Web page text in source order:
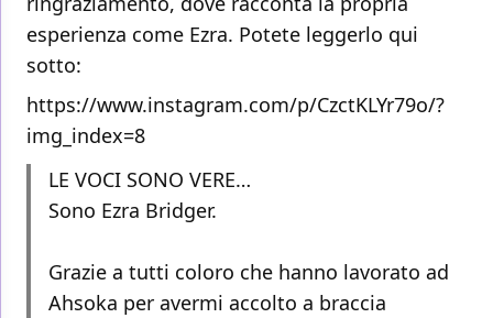
esperienza come Ezra. Potete leggerlo qui
sotto:
https://www.instagram.com/p/CzctKLYr79o/?
img_index=8
LE VOCI SONO VERE…
Sono Ezra Bridger.
Grazie a tutti coloro che hanno lavorato ad
Ahsoka per avermi accolto a braccia